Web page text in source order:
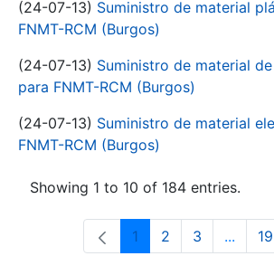
(24-07-13) Suministro de material
FNMT-RCM (Burgos)
(24-07-13) Suministro de material
para FNMT-RCM (Burgos)
(24-07-13) Suministro de material
FNMT-RCM (Burgos)
Showing 1 to 10 of 184 entries.
Page
1 Page
2 Page
3 ... 19